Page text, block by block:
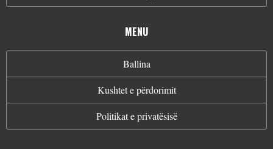
MENU
Ballina
Kushtet e përdorimit
Politikat e privatësisë